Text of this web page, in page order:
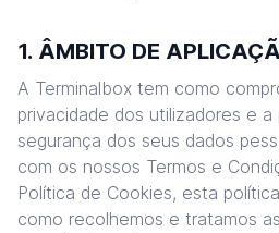
1. ÂMBITO DE
A Terminalbox tem como
privacidade dos utilizadores e
segurança dos seus dados
com os nossos Termos e
Política de Cookies, esta
como recolhemos e tratamos